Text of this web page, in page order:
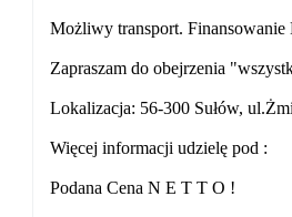
Możliwy transport.
Zapraszam do obejrzenia
Lokalizacja: 56-300 Sułów,
Więcej informacji udzielę pod :
Podana Cena N E T T O !